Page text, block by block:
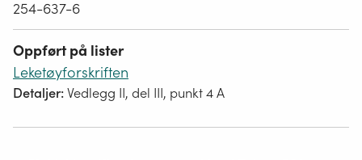
254-637-6
Oppført på lister
Leketøyforskriften
Detaljer:Vedlegg II, del III, punkt 4 A